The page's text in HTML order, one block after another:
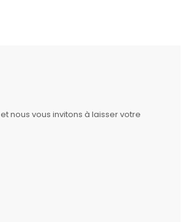
nous vous invitons à laisser votre